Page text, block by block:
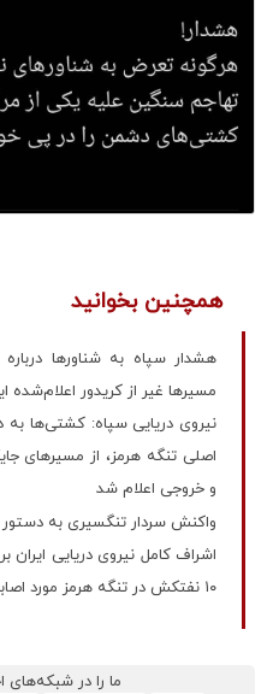
همچنین بخوانید
هشدار سپاه به شناورها
مسیرها غیر از کریدور اعلام‌شده
نیروی دریایی سپاه: کشتی‌ها به
اصلی تنگه هرمز، از مسیرهای
و خروجی اعلام شد
واکنش سردار تنگسیری به دستور
اشراف کامل نیروی دریایی
۱۰ نفتکش در تنگه هرمز مورد اصابت قرار گرفت
ما را در شبکه‌های